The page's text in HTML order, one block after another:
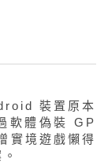
裝置原本
軟體偽裝 GP
實境遊戲懶得